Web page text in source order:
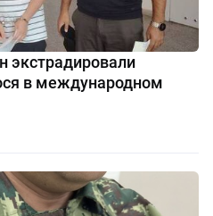
экстрадировали
в международном